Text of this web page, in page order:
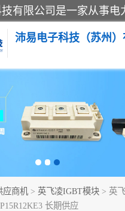
沛易电子科技（苏州
应商机 > 英飞凌IGBT模块 > 英
长期供应
英飞凌
英飞凌IGBT
康IGBT SEMIKRON